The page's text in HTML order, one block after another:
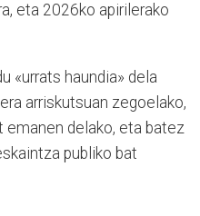
eta 2026ko apirilerako
«urrats haundia» dela
arriskutsuan zegoelako,
emanen delako, eta batez
publiko bat